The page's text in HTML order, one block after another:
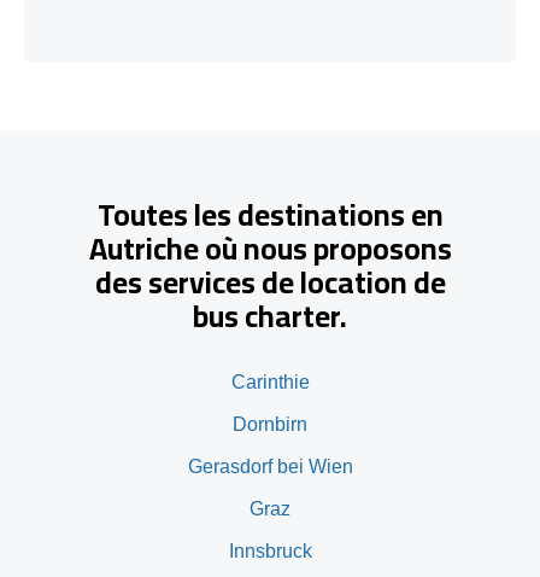
Toutes les destinations en
Autriche où nous proposons
des services de location de
bus charter.
Carinthie
Dornbirn
Gerasdorf bei Wien
Graz
Innsbruck